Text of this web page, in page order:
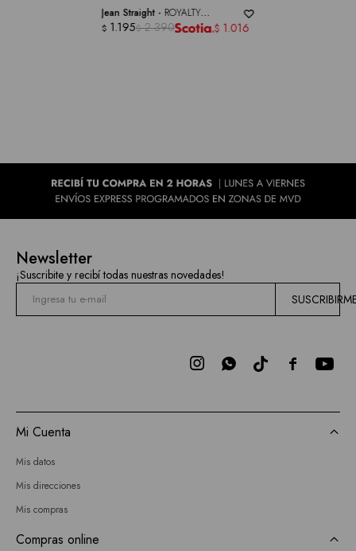
Jean Straight - ROYALTY
COLLECTION
$ 1.195$ 2.390 $ 1.016
Newsletter
¡Suscribite y recibí todas nuestras novedades!

 
Mi Cuenta
Mis datos
Mis direcciones
Mis compras
Compras online